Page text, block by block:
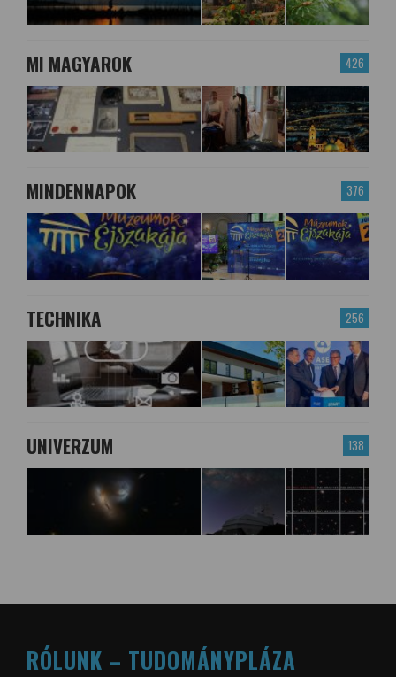
426
MI MAGYAROK
376
MINDENNAPOK
256
TECHNIKA
138
UNIVERZUM
RÓLUNK – TUDOMÁNYPLÁZA